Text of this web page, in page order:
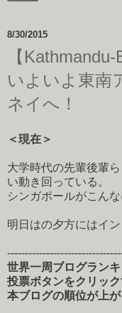
8/30/2015
【
いよいよ東南
ネイへ！
＜現在＞
大学時代の先輩後輩
い動き回っている。
シンガポールがこん
明日はの夕方にはイ
世界一周ブログラン
投票ボタンをクリッ
本ブログの順位が上が